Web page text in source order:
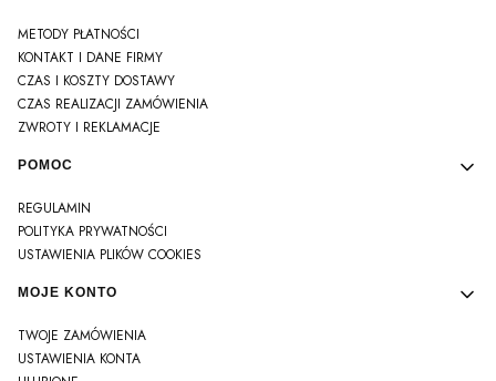
METODY PŁATNOŚCI
KONTAKT I DANE FIRMY
CZAS I KOSZTY DOSTAWY
CZAS REALIZACJI ZAMÓWIENIA
ZWROTY I REKLAMACJE
POMOC
REGULAMIN
POLITYKA PRYWATNOŚCI
USTAWIENIA PLIKÓW COOKIES
MOJE KONTO
TWOJE ZAMÓWIENIA
USTAWIENIA KONTA